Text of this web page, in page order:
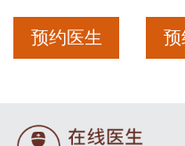
预约医生 预